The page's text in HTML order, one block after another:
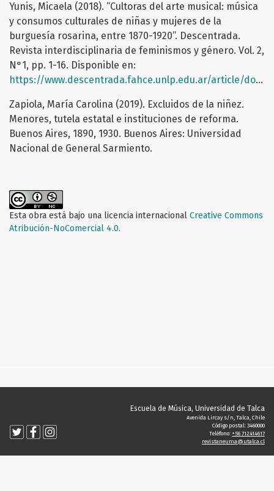
Yunis, Micaela (2018). “Cultoras del arte musical: música
y consumos culturales de niñas y mujeres de la
burguesía rosarina, entre 1870-1920”. Descentrada.
Revista interdisciplinaria de feminismos y género. Vol. 2,
N°1, pp. 1-16. Disponible en:
https://www.descentrada.fahce.unlp.edu.ar/article/download/DESe032/9210/
Zapiola, María Carolina (2019). Excluidos de la niñez.
Menores, tutela estatal e instituciones de reforma.
Buenos Aires, 1890, 1930. Buenos Aires: Universidad
Nacional de General Sarmiento.
Esta obra está bajo una licencia internacional Creative Commons
Atribución-NoComercial 4.0.
Escuela de Música, Universidad de Talca
Avenida Lircay s/n, Talca, Chile
Código postal: 3460000
Teléfono: +56 712414617
revistaneuma@utalca.cl